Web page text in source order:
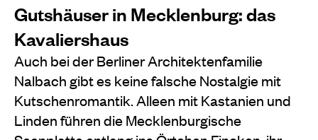
Gutshäuser in Mecklenburg: das
Kavaliershaus
Auch bei der Berliner Architektenfamilie
Nalbach gibt es keine falsche Nostalgie mit
Kutschenromantik. Alleen mit Kastanien und
Linden führen die Mecklenburgische